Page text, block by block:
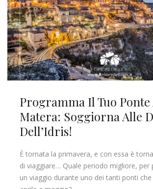
Programma Il Tuo Ponte
Matera: Soggiorna Alle
Dell’Idris!
È tornata la primavera, e con essa è
di viaggiare… Quale periodo migliore, per
un viaggio durante uno dei tanti ponti